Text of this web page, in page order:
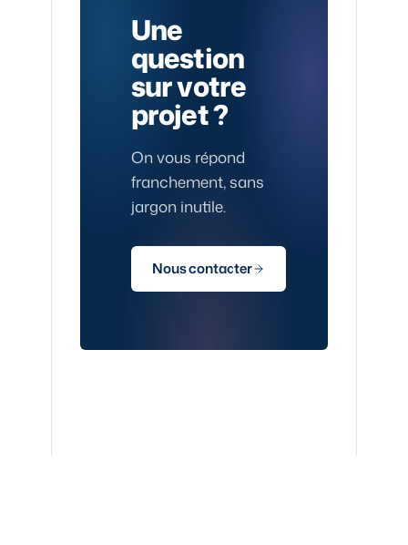
Une
question
sur votre
projet ?
On vous répond
franchement, sans
jargon inutile.
Nous contacter